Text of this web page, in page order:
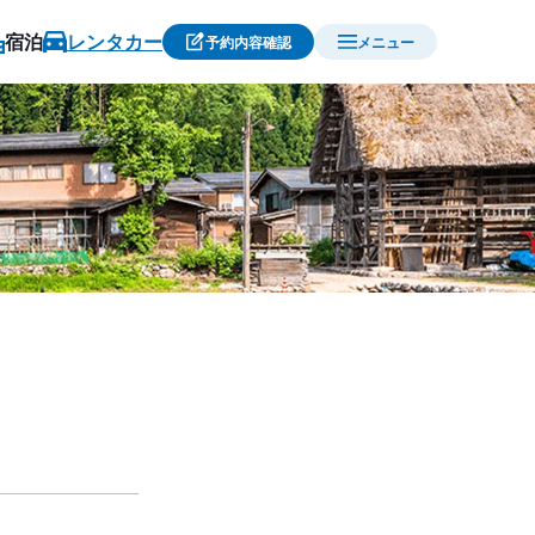
宿泊 レンタカー 予約内容確認 メニュー